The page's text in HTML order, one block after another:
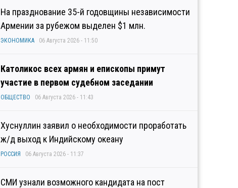
На празднование 35-й годовщины независимости
Армении за рубежом выделен $1 млн.
ЭКОНОМИКА 06 Августа 2026 - 11:50
Католикос всех армян и епископы примут
участие в первом судебном заседании
ОБЩЕСТВО 06 Августа 2026 - 11:43
Хуснуллин заявил о необходимости проработать
ж/д выход к Индийскому океану
РОССИЯ 06 Августа 2026 - 11:37
СМИ узнали возможного кандидата на пост